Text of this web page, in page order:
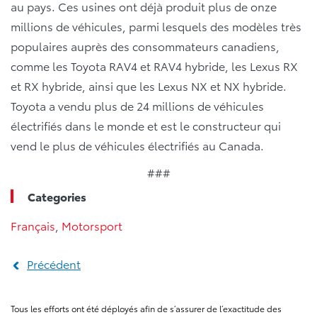
au pays. Ces usines ont déjà produit plus de onze
millions de véhicules, parmi lesquels des modèles très
populaires auprès des consommateurs canadiens,
comme les Toyota RAV4 et RAV4 hybride, les Lexus RX
et RX hybride, ainsi que les Lexus NX et NX hybride.
Toyota a vendu plus de 24 millions de véhicules
électrifiés dans le monde et est le constructeur qui
vend le plus de véhicules électrifiés au Canada.
###
Categories
Français Motorsport
Précédent
Tous les efforts ont été déployés afin de s’assurer de l’exactitude des